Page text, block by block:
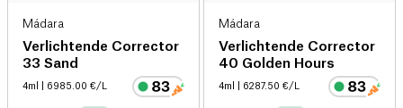
Mádara
Verlichtende Corrector
33 Sand
4ml | 6985.00 €/L
Mádara
Verlichtende Corrector
40 Golden Hours
4ml | 6287.50 €/L